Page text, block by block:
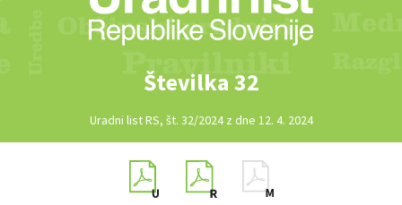
Številka 32
Uradni list RS, št. 32/2024 z dne 12. 4. 2024